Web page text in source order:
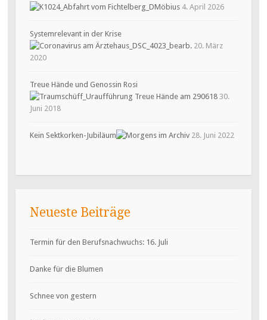
4. April 2026
Systemrelevant in der Krise
20. März
2020
Treue Hände und Genossin Rosi
30.
Juni 2018
Kein Sektkorken-Jubiläum 28. Juni 2022
Neueste Beiträge
Termin für den Berufsnachwuchs: 16. Juli
Danke für die Blumen
Schnee von gestern